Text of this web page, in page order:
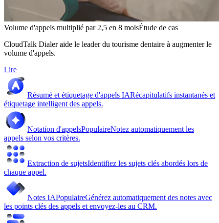
Volume d'appels multiplié par 2,5 en 8 moisÉtude de cas
CloudTalk Dialer aide le leader du tourisme dentaire à augmenter le
volume d'appels.
Lire
Résumé et étiquetage d'appels IARécapitulatifs instantanés et
étiquetage intelligent des appels.
Notation d'appelsPopulaireNotez automatiquement les
appels selon vos critères.
Extraction de sujetsIdentifiez les sujets clés abordés lors de
chaque appel.
Notes IAPopulaireGénérez automatiquement des notes avec
les points clés des appels et envoyez-les au CRM.